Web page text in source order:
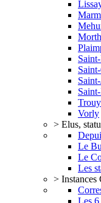
Trouy
Vorly
> Elus,
Le
Le
Les
> Instances
Les 6